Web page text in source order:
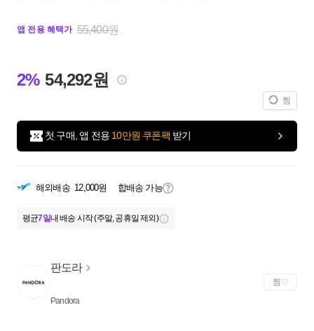
앱 전용 혜택가 55,400원
2% 54,292원
찜
첫 구매, 앱 전용 10만원 쿠폰팩 받기
해외배송 12,000원 합배송 가능
평균7일내 배송 시작 (주말, 공휴일 제외)
판도라
Pandora
찜